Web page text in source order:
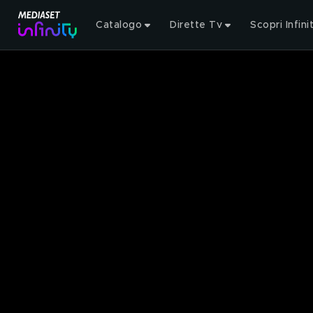
Catalogo Dirette Tv Scopri